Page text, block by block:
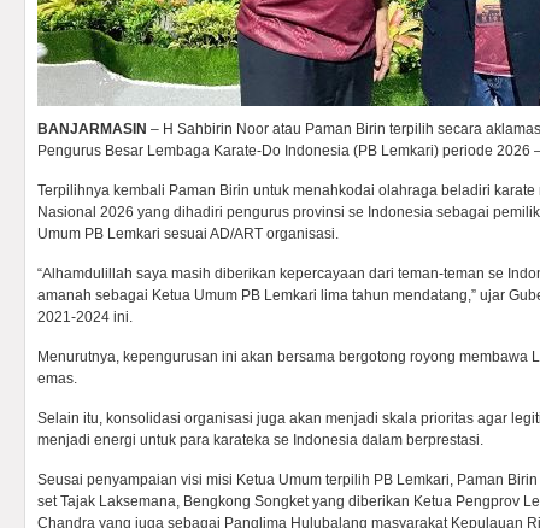
BANJARMASIN – H Sahbirin Noor atau Paman Birin terpilih secara
Pengurus Besar Lembaga Karate-Do Indonesia (PB Lemkari) periode 2026
Terpilihnya kembali Paman Birin untuk menahkodai olahraga beladiri
Nasional 2026 yang dihadiri pengurus provinsi se Indonesia sebagai
Umum PB Lemkari sesuai AD/ART organisasi.
“Alhamdulillah saya masih diberikan kepercayaan dari teman-teman se
amanah sebagai Ketua Umum PB Lemkari lima tahun mendatang,” ujar
2021-2024 ini.
Menurutnya, kepengurusan ini akan bersama bergotong royong membawa
emas.
Selain itu, konsolidasi organisasi juga akan menjadi skala prioritas agar
menjadi energi untuk para karateka se Indonesia dalam berprestasi.
Seusai penyampaian visi misi Ketua Umum terpilih PB Lemkari, Paman
set Tajak Laksemana, Bengkong Songket yang diberikan Ketua Pengprov
Chandra yang juga sebagai Panglima Hulubalang masyarakat Kepulauan